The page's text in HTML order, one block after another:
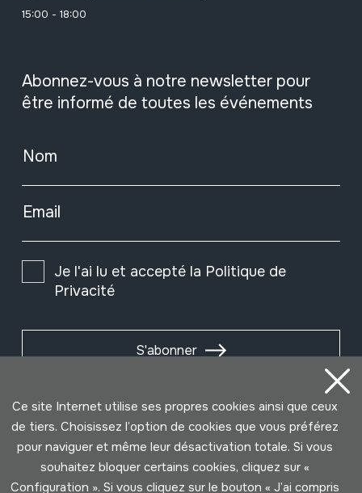
15:00 - 18:00
Abonnez-vous à notre newsletter pour
être informé de toutes les événements
Nom
Email
Je l'ai lu et accepté la Politique de
Privacité
S'abonner
Ce site Internet utilise ses propres cookies ainsi que ceux
de tiers. Choisissez l’option de cookies que vous préférez
pour naviguer et même leur désactivation totale. Si vous
souhaitez bloquer certains cookies, cliquez sur «
Configuration ». Si vous cliquez sur le bouton « J’ai compris